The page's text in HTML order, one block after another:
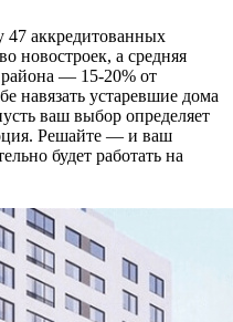
47 аккредитованных
новостроек, а средняя
— 15-20% от
навязать устаревшие дома
ваш выбор определяет
Решайте — и ваш
будет работать на